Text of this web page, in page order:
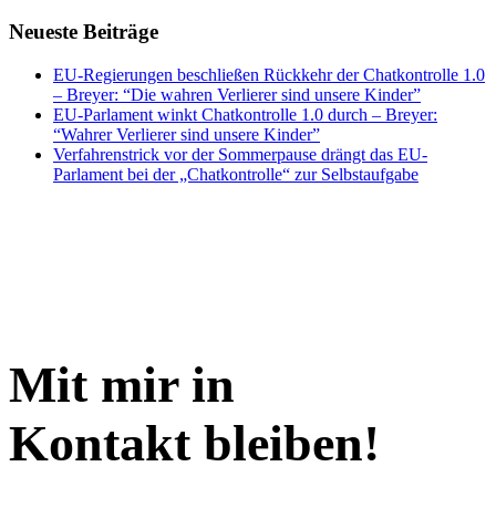
Neueste Beiträge
EU-Regierungen beschließen Rückkehr der Chatkontrolle 1.0
– Breyer: “Die wahren Verlierer sind unsere Kinder”
EU-Parlament winkt Chatkontrolle 1.0 durch – Breyer:
“Wahrer Verlierer sind unsere Kinder”
Verfahrenstrick vor der Sommerpause drängt das EU-
Parlament bei der „Chatkontrolle“ zur Selbstaufgabe
Mit mir in
Kontakt bleiben!